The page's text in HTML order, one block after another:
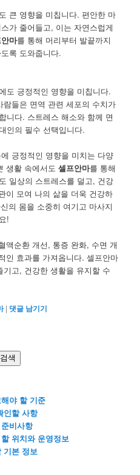
큰 영향을 미칩니다. 편안한 마
가 줄어들고, 이는 자연스럽게
마를 통해 머리부터 발끝까지
록 도와줍니다.
도 긍정적인 영향을 미칩니다.
들은 면역 관련 세포의 수치가
니다. 스트레스 해소와 함께 면
인의 필수 선택입니다.
긍정적인 영향을 미치는 다양
생활 속에서도셀프안마를 통해
일상의 스트레스를 덜고, 건강
이 모여 나의 삶을 더욱 건강하
의 몸을 소중히 여기고 마사지
!
액순환 개선, 통증 완화, 수면 개
인 효과를 가져옵니다. 셀프안마
고, 건강한 생활을 유지할 수
| 댓글 남기기
검색
야 할 기준
인할 사항
비사항
위치와 운영정보
기본 정보